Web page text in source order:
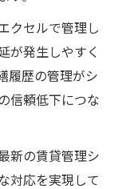
クセルで管理し
が発生しやすく
履歴の管理がシ
信頼低下につな
新の賃貸管理シ
対応を実現して